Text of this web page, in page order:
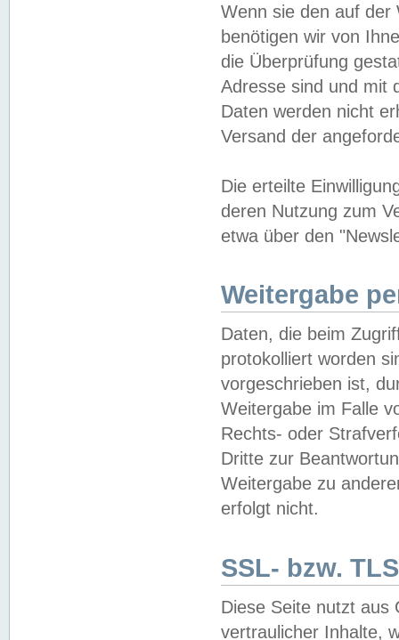
Wenn sie den auf der
benötigen wir von
die Überprüfung
Adresse sind und mit
Daten werden nicht
Versand der
Die erteilte
deren Nutzung zum
etwa über den
Weitergabe
Daten, die beim
protokolliert worden
vorgeschrieben ist,
Weitergabe im Falle
Rechts- oder
Dritte zur
Weitergabe zu
erfolgt nicht.
SSL- bzw.
Diese Seite nutzt aus
vertraulicher Inhalte,